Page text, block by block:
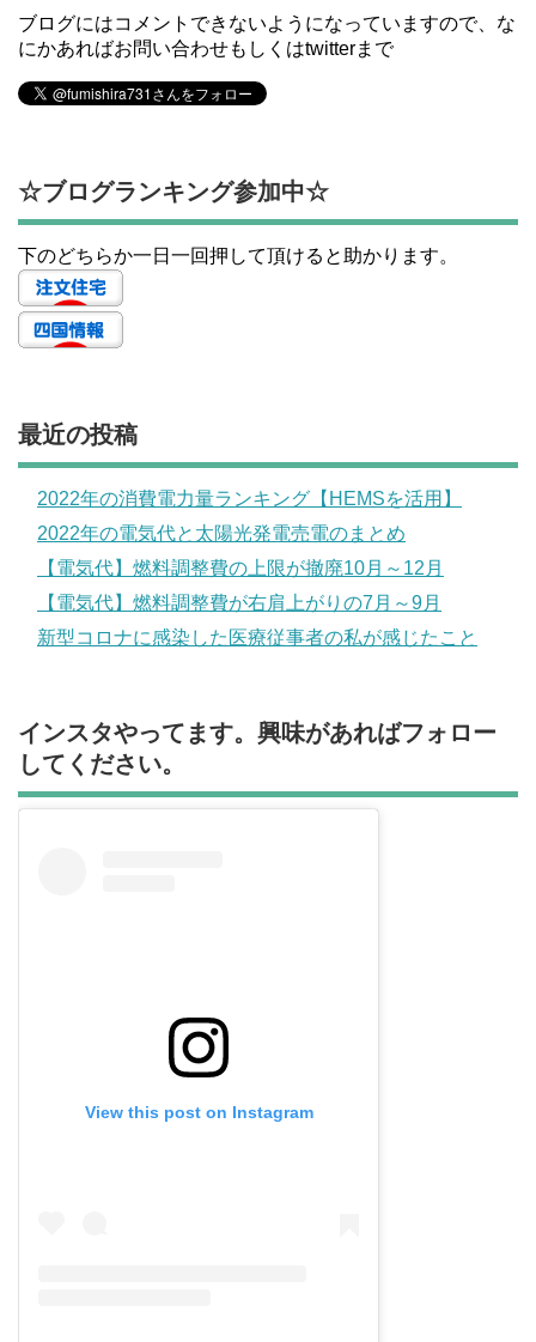
ブログにはコメントできないようになっていますので、な
にかあればお問い合わせもしくはtwitterまで
☆ブログランキング参加中☆
下のどちらか一日一回押して頂けると助かります。
最近の投稿
2022年の消費電力量ランキング【HEMSを活用】
2022年の電気代と太陽光発電売電のまとめ
【電気代】燃料調整費の上限が撤廃10月～12月
【電気代】燃料調整費が右肩上がりの7月～9月
新型コロナに感染した医療従事者の私が感じたこと
インスタやってます。興味があればフォロー
してください。
View this post on Instagram